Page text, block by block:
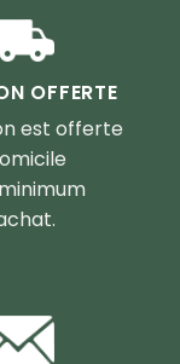
OFFERTE
est offerte